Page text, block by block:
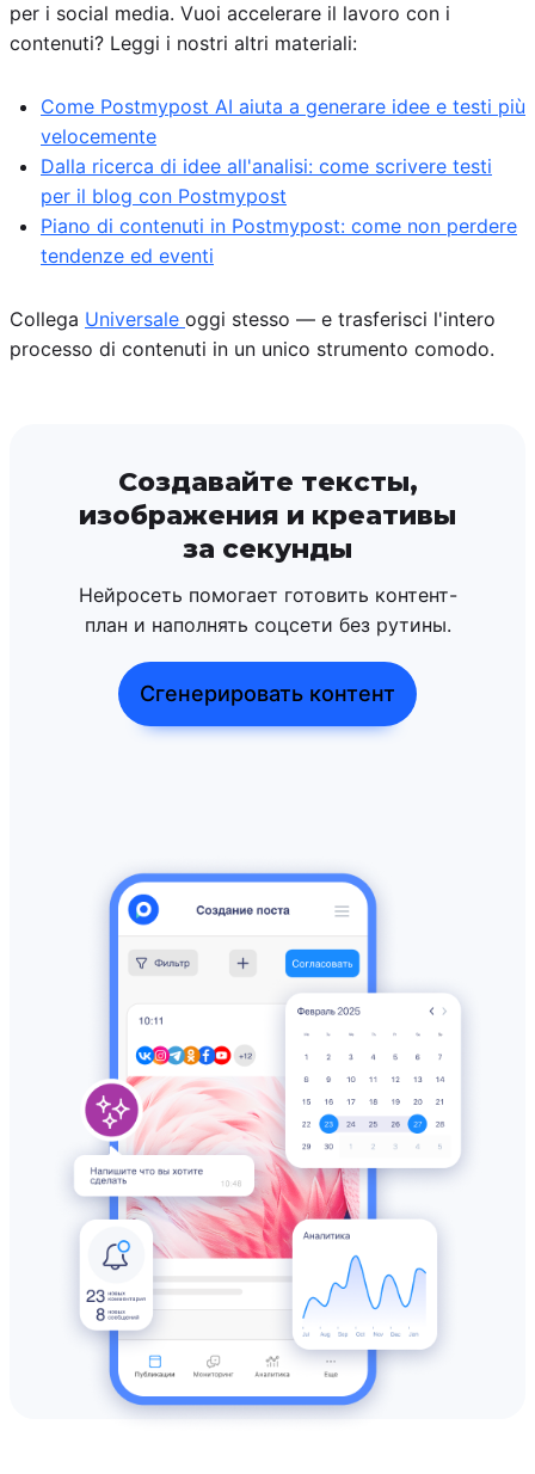
per i social media. Vuoi accelerare il lavoro con i
contenuti? Leggi i nostri altri materiali:
Come Postmypost AI aiuta a generare idee e testi più
velocemente
Dalla ricerca di idee all'analisi: come scrivere testi
per il blog con Postmypost
Piano di contenuti in Postmypost: come non perdere
tendenze ed eventi
Collega Universale oggi stesso — e trasferisci l'intero
processo di contenuti in un unico strumento comodo.
Создавайте тексты,
изображения и креативы
за секунды
Нейросеть помогает готовить контент-
план и наполнять соцсети без рутины.
Сгенерировать контент